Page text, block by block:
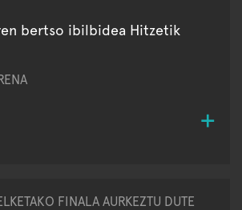
bertso ibilbidea Hitzetik
FINALA AURKEZTU DUTE